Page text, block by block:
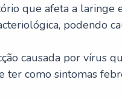
que afeta a laringe
podendo
causada por vírus
ter como sintomas